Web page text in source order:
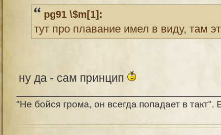
pg91 \$m[1]:
тут про плавание имел в виду, там
ну да - сам принцип
"Не бойся грома, он всегда попадает в такт".